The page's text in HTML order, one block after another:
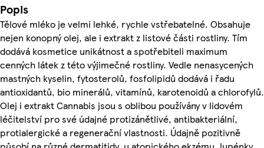
Popis
Tělové mléko je velmi lehké, rychle vstřebatelné. Obsahuje
nejen konopný olej, ale i extrakt z listové části rostliny. Tím
dodává kosmetice unikátnost a spotřebiteli maximum
cenných látek z této výjimečné rostliny. Vedle nenasycených
mastných kyselin, fytosterolů, fosfolipidů dodává i řadu
antioxidantů, bio minerálů, vitamínů, karotenoidů a chlorofylů.
Olej i extrakt Cannabis jsou s oblibou používány v lidovém
léčitelství pro své údajné protizánětlivé, antibakteriální,
protialergické a regenerační vlastnosti. Údajně pozitivně